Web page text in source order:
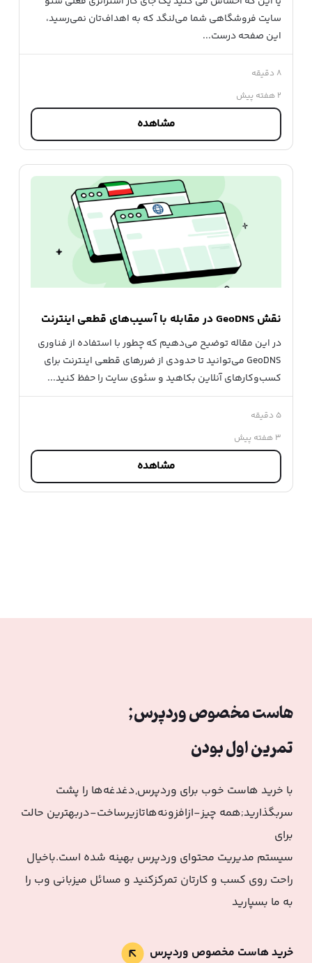
سایت فروشگاهی شما می‌لنگد که به اهداف‌تان نمی‌رسید،
این صفحه درست...
۸ دقیقه
۲ هفته پیش
مشاهده
نقش GeoDNS در مقابله با آسیب‌های قطعی اینترنت
در این مقاله توضیح می‌دهیم که چطور با استفاده از فناوری
GeoDNS می‌توانید تا حدودی از ضررهای قطعی اینترنت برای
کسب‌وکارهای آنلاین بکاهید و سئوی سایت را حفظ کنید...
۵ دقیقه
۳ هفته پیش
مشاهده
هاست مخصوص وردپرس;
تمرین اول بودن
با خرید هاست خوب برای وردپرس,دغدغه‌ها را پشت
سربگذارید;همه چیز-ازافزونه‌هاتازیرساخت-دربهترین حالت
برای
سیستم مدیریت محتوای وردپرس بهینه شده است.باخیال
راحت روی کسب و کارتان تمرکزکنید و مسائل میزبانی وب را
به ما بسپارید
خرید هاست مخصوص وردپرس